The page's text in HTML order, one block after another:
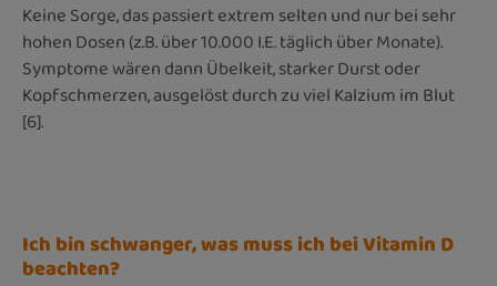
Keine Sorge, das passiert extrem selten und nur bei sehr
hohen Dosen (z.B. über 10.000 I.E. täglich über Monate).
Symptome wären dann Übelkeit, starker Durst oder
Kopfschmerzen, ausgelöst durch zu viel Kalzium im Blut
[6].
Ich bin schwanger, was muss ich bei Vitamin D
beachten?